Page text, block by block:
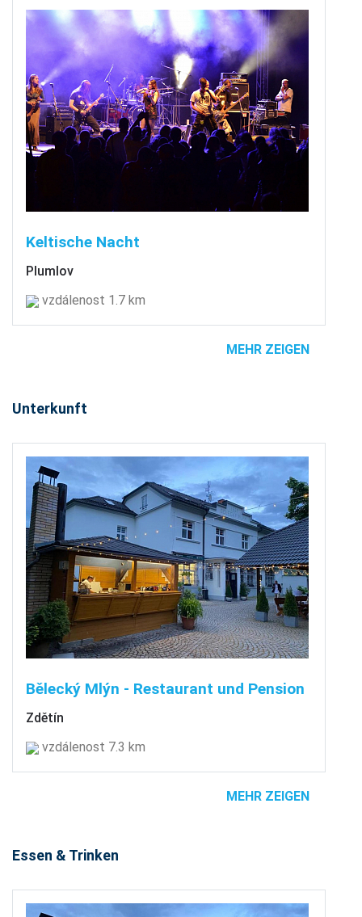
Keltische Nacht
Plumlov
vzdálenost 1.7 km
MEHR ZEIGEN
Unterkunft
Bělecký Mlýn - Restaurant und Pension
Zdětín
vzdálenost 7.3 km
MEHR ZEIGEN
Essen & Trinken